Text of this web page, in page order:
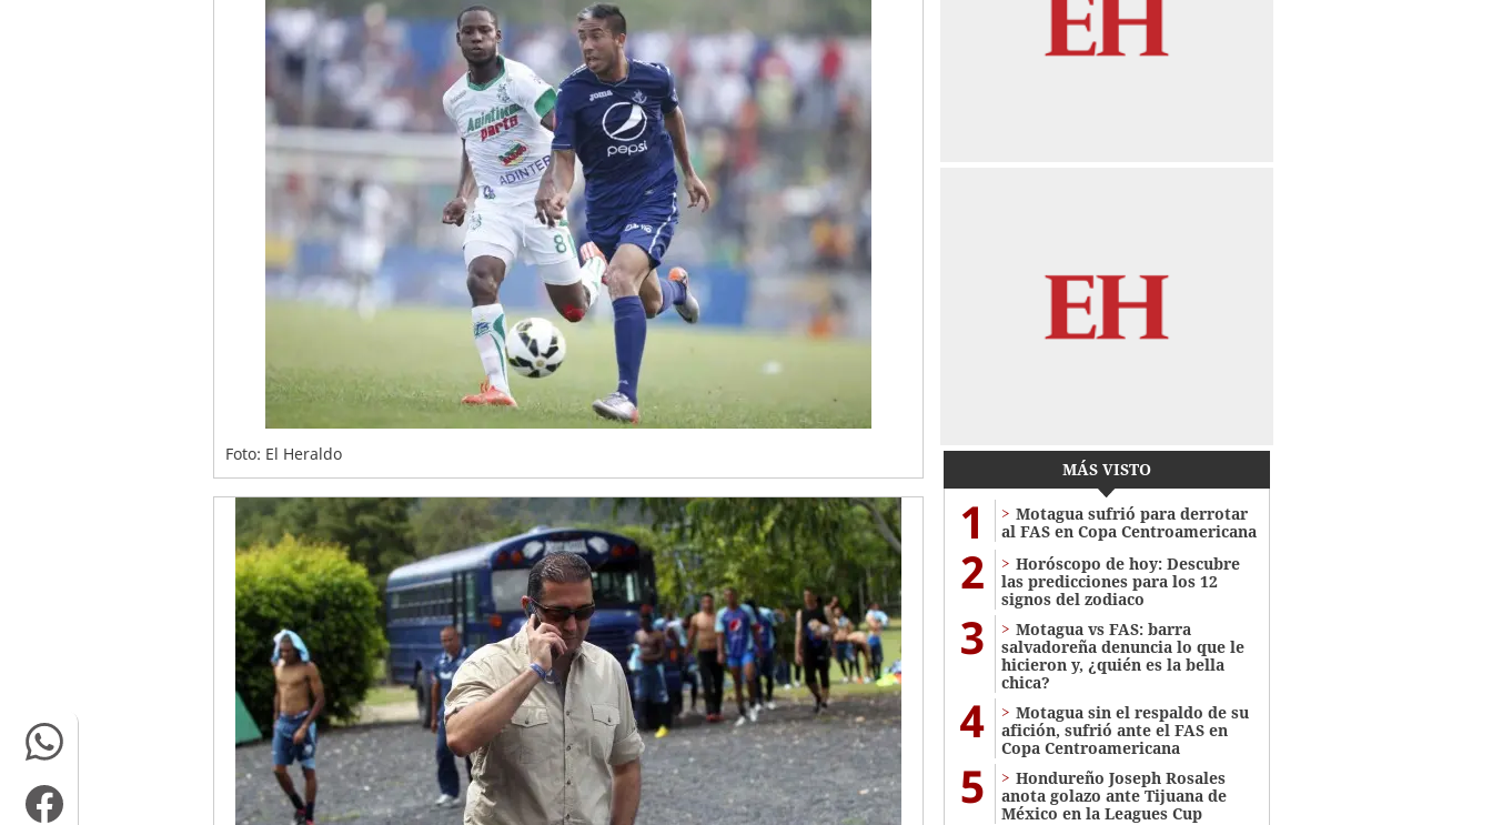
Foto: El Heraldo
MÁS VISTO
1
Motagua sufrió para derrotar
al FAS en Copa Centroamericana
2
Horóscopo de hoy: Descubre
las predicciones para los 12
signos del zodiaco
3
Motagua vs FAS: barra
salvadoreña denuncia lo que le
hicieron y, ¿quién es la bella
chica?
4
Motagua sin el respaldo de su
afición, sufrió ante el FAS en
Copa Centroamericana
5
Hondureño Joseph Rosales
anota golazo ante Tijuana de
México en la Leagues Cup